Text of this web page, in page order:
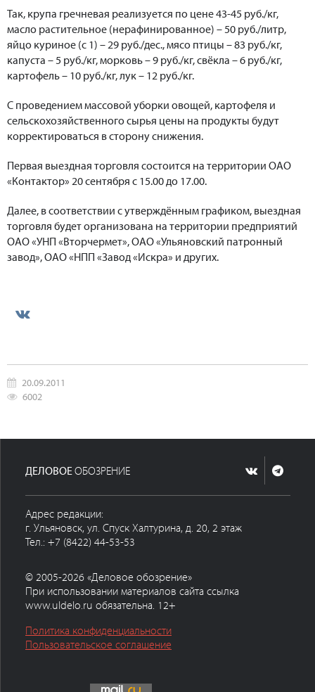
Так, крупа гречневая реализуется по цене 43-45 руб./кг,
масло растительное (нерафинированное) – 50 руб./литр,
яйцо куриное (с 1) – 29 руб./дес., мясо птицы – 83 руб./кг,
капуста – 5 руб./кг, морковь – 9 руб./кг, свёкла – 6 руб./кг,
картофель – 10 руб./кг, лук – 12 руб./кг.
С проведением массовой уборки овощей, картофеля и
сельскохозяйственного сырья цены на продукты будут
корректироваться в сторону снижения.
Первая выездная торговля состоится на территории ОАО
«Контактор» 20 сентября с 15.00 до 17.00.
Далее, в соответствии с утверждённым графиком, выездная
торговля будет организована на территории предприятий
ОАО «УНП «Вторчермет», ОАО «Ульяновский патронный
завод», ОАО «НПП «Завод «Искра» и других.
20.09.2011
6002
ДЕЛОВОЕ ОБОЗРЕНИЕ
Адрес редакции:
г. Ульяновск, ул. Спуск Халтурина, д. 20, 2 этаж
Тел.: +7 (8422) 44-53-53
© 2005-2026 «Деловое обозрение»
При использовании материалов сайта ссылка
www.uldelo.ru обязательна. 12+
Политика конфиденциальности
Пользовательское соглашение